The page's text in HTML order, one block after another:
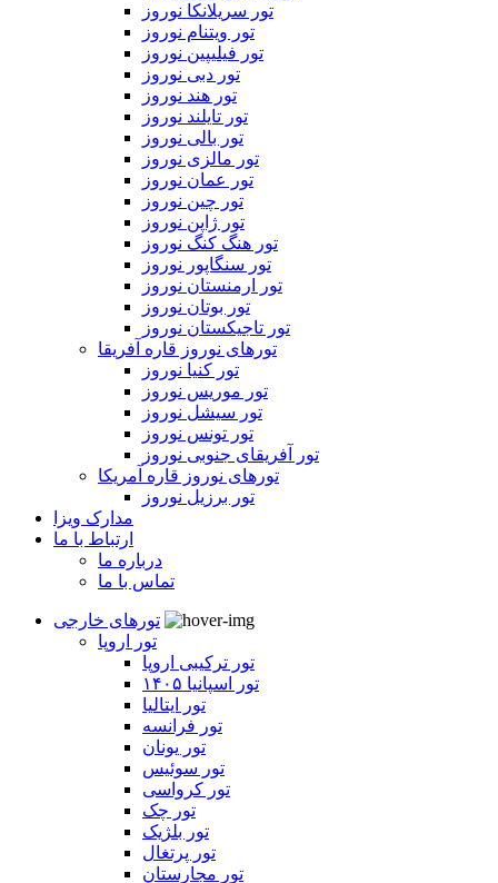
تور سریلانکا نوروز
تور ویتنام نوروز
تور فیلیپین نوروز
تور دبی نوروز
تور هند نوروز
تور تایلند نوروز
تور بالی نوروز
تور مالزی نوروز
تور عمان نوروز
تور چین نوروز
تور ژاپن نوروز
تور هنگ کنگ نوروز
تور سنگاپور نوروز
تور ارمنستان نوروز
تور بوتان نوروز
تور تاجیکستان نوروز
تورهای نوروز قاره آفریقا
تور کنیا نوروز
تور موریس نوروز
تور سیشل نوروز
تور تونس نوروز
تور آفریقای جنوبی نوروز
تورهای نوروز قاره آمریکا
تور برزیل نوروز
مدارک ویزا
ارتباط با ما
درباره ما
تماس با ما
تورهای خارجی
تور اروپا
تور ترکیبی اروپا
تور اسپانیا ۱۴۰۵
تور ایتالیا
تور فرانسه
تور یونان
تور سوئیس
تور کرواسی
تور چک
تور بلژیک
تور پرتغال
تور مجارستان